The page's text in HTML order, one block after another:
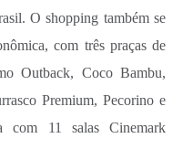
O shopping também se
com três praças de
Outback, Coco Bambu,
Premium, Pecorino e
com 11 salas Cinemark